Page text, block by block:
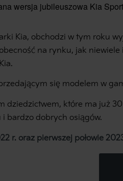
wersja jubileuszowa Kia
Kia, obchodzi w tym roku
na rynku, jak
się modelem w
dziedzictwem, które ma już
bardzo dobrych osiągów.
r. oraz pierwszej połowie